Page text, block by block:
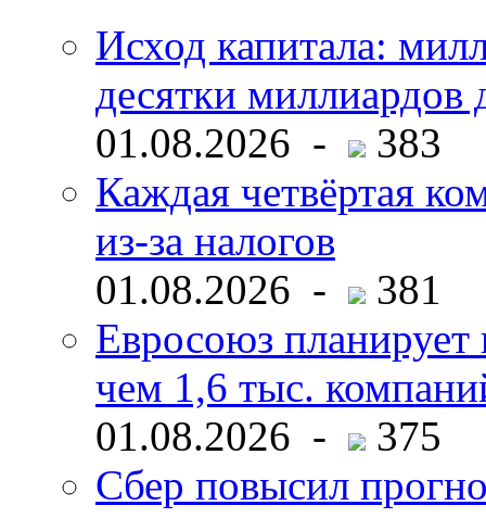
Исход капитала:
десятки миллиардов
01.08.2026 -
383
Каждая четвёртая
из-за налогов
01.08.2026 -
381
Евросоюз планирует
чем 1,6 тыс.
01.08.2026 -
375
Сбер повысил